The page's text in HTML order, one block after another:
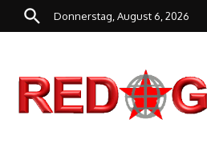
Zum Inhalt springen
Donnerstag, August 6, 2026